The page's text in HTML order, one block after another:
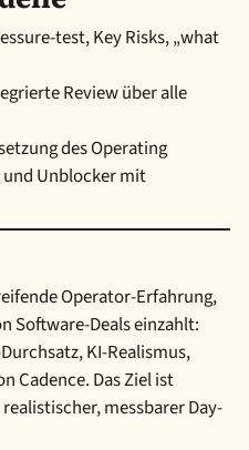
test, Key Risks, „what
Review über alle
des Operating
Unblocker mit
Operator-Erfahrung,
Software-Deals einzahlt:
KI-Realismus,
Cadence. Das Ziel ist
messbarer Day-